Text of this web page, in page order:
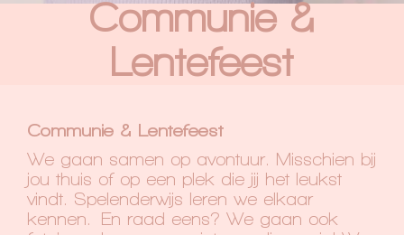
Communie &
Lentefeest
Communie & Lentefeest
We gaan samen op avontuur. Misschien bij
jou thuis of op een plek die jij het leukst
vindt. Spelenderwijs leren we elkaar
kennen. En raad eens? We gaan ook